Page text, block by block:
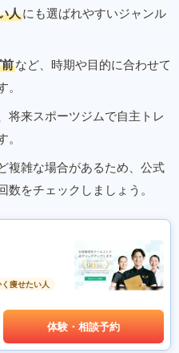
人にも選ばれやすいジャンル
など、時期や目的に合わせて
将来スポーツジムで自主トレ
複雑な場合があるため、公式
をチェックしましょう。
く痩せたい人
体験・相談予約